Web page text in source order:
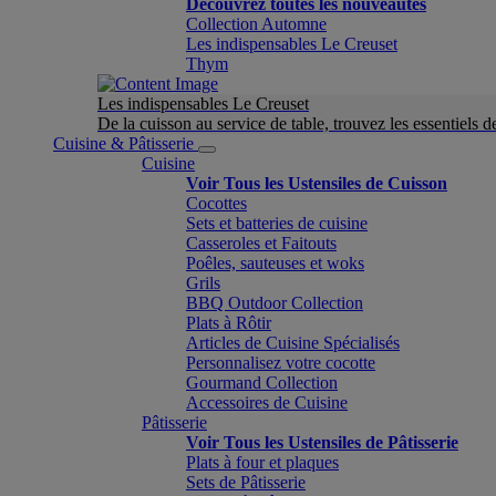
Découvrez toutes les nouveautés
Collection Automne
Les indispensables Le Creuset
Thym
Les indispensables Le Creuset
De la cuisson au service de table, trouvez les essentiels
Cuisine & Pâtisserie
Cuisine
Voir Tous les Ustensiles de Cuisson
Cocottes
Sets et batteries de cuisine
Casseroles et Faitouts
Poêles, sauteuses et woks
Grils
BBQ Outdoor Collection
Plats à Rôtir
Articles de Cuisine Spécialisés
Personnalisez votre cocotte
Gourmand Collection
Accessoires de Cuisine
Pâtisserie
Voir Tous les Ustensiles de Pâtisserie
Plats à four et plaques
Sets de Pâtisserie